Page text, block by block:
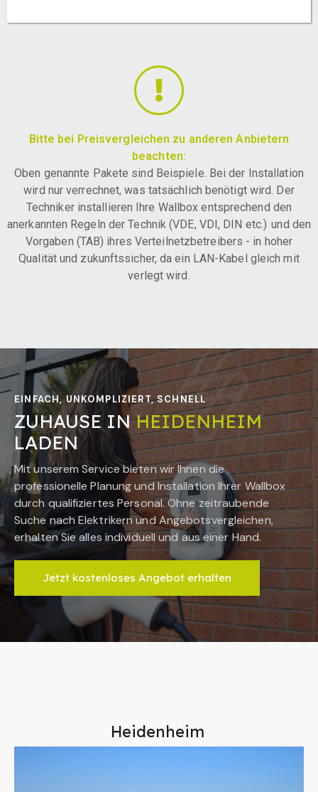
Bitte bei Preisvergleichen zu anderen Anbietern
beachten:
Oben genannte Pakete sind Beispiele. Bei der Installation
wird nur verrechnet, was tatsächlich benötigt wird. Der
Techniker installieren Ihre Wallbox entsprechend den
anerkannten Regeln der Technik (VDE, VDI, DIN etc.) und den
Vorgaben (TAB) ihres Verteilnetzbetreibers - in hoher
Qualität und zukunftssicher, da ein LAN-Kabel gleich mit
verlegt wird.
EINFACH, UNKOMPLIZIERT, SCHNELL
ZUHAUSE INHEIDENHEIM
LADEN
Mit unserem Service bieten wir Ihnen die
professionelle Planung und Installation Ihrer Wallbox
durch qualifiziertes Personal. Ohne zeitraubende
Suche nach Elektrikern und Angebotsvergleichen,
erhalten Sie alles individuell und aus einer Hand.
Jetzt kostenloses Angebot erhalten
Heidenheim